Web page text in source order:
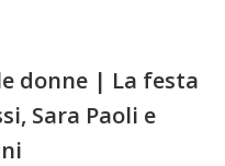
donne | La festa
Sara Paoli e